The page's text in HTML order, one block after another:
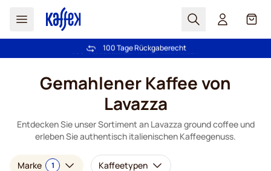
Suchen Cart
Kostenlos Lieferung über € 49
100 Tage Rückgaberecht
Gemahlener Kaffee von
Lavazza
Entdecken Sie unser Sortiment an Lavazza ground coffee und
erleben Sie authentisch italienischen Kaffeegenuss.
Marke 1 Kaffeetypen